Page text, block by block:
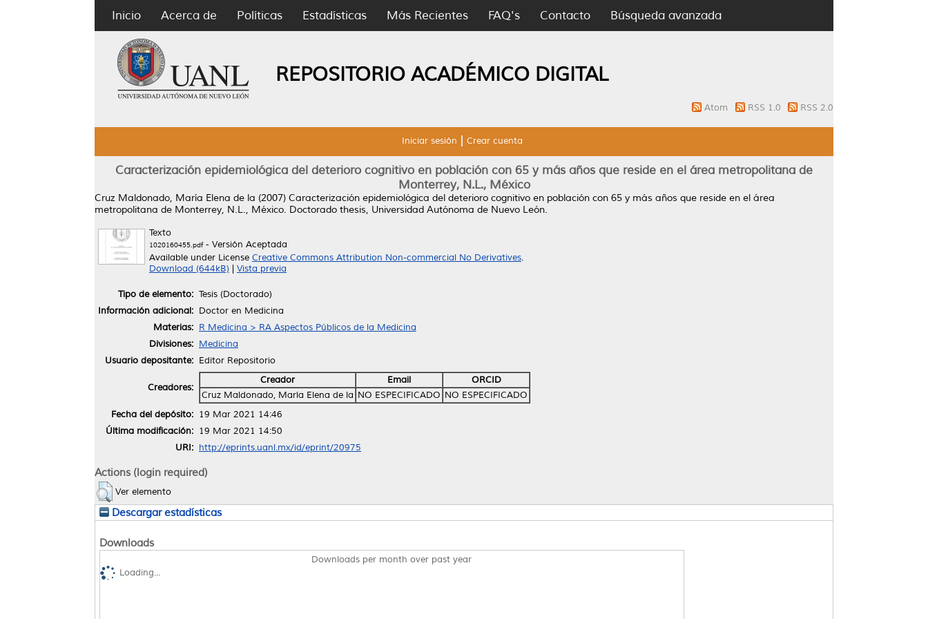
Inicio Acerca de Políticas Estadísticas Más Recientes FAQ's Contacto Búsqueda avanzada
REPOSITORIO ACADÉMICO DIGITAL
Atom RSS 1.0 RSS 2.0
Iniciar sesión Crear cuenta
Caracterización epidemiológica del deterioro cognitivo en población con 65 y más años que reside en el área metropolitana de
Monterrey, N.L., México
Cruz Maldonado, María Elena de la (2007) Caracterización epidemiológica del deterioro cognitivo en población con 65 y más años que reside en el área
metropolitana de Monterrey, N.L., México. Doctorado thesis, Universidad Autónoma de Nuevo León.
Texto
1020160455.pdf- Versión Aceptada
Available under License Creative Commons Attribution Non-commercial No Derivatives.
Download (644kB)
Vista previa
Tipo de elemento: Tesis (Doctorado)
Información adicional: Doctor en Medicina
Materias: R Medicina > RA Aspectos Públicos de la Medicina
Divisiones: Medicina
Usuario depositante: Editor Repositorio
Creadores:
Creador Email
ORCID
Cruz Maldonado, María Elena de la NO ESPECIFICADO NO ESPECIFICADO
Fecha del depósito: 19 Mar 2021 14:46
Última modificación: 19 Mar 2021 14:50
URI: http://eprints.uanl.mx/id/eprint/20975
Actions (login required)
Ver elemento
Descargar estadísticas
Downloads
Downloads per month over past year
Loading...